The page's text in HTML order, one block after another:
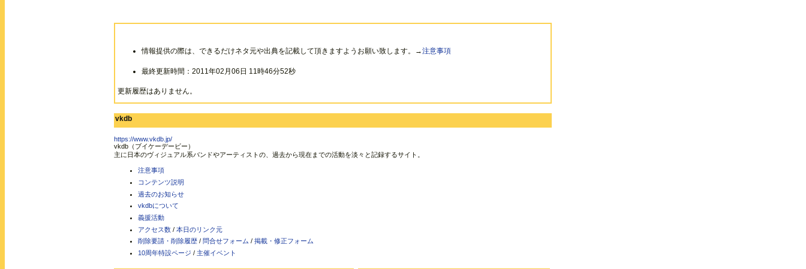
情報提供の際は、できるだけネタ元や出典を記載して頂きますようお願い致します。→注意事項
最終更新時間：2011年02月06日 11時46分52秒
更新履歴はありません。
vkdb
https://www.vkdb.jp/
vkdb（ブイケーデービー）
主に日本のヴィジュアル系バンドやアーティストの、過去から現在までの活動を淡々と記録するサイト。
注意事項
コンテンツ説明
過去のお知らせ
vkdbについて
義援活動
アクセス数 / 本日のリンク元
削除要請・削除履歴 / 問合せフォーム / 掲載・修正フォーム
10周年特設ページ / 主催イベント